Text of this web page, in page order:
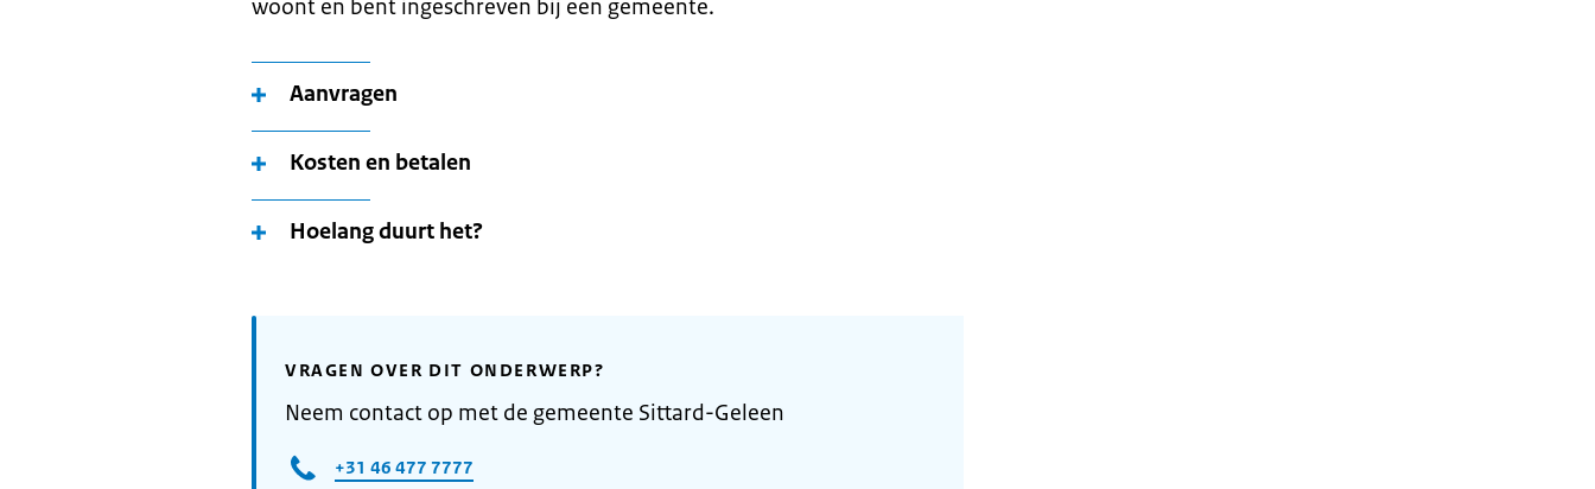
woont en bent ingeschreven bij een gemeente.
Aanvragen
Kosten en betalen
Hoelang duurt het?
VRAGEN OVER DIT ONDERWERP?
Neem contact op met de gemeente Sittard-Geleen
+31 46 477 7777